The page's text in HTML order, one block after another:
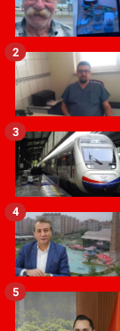
2
3
4
5